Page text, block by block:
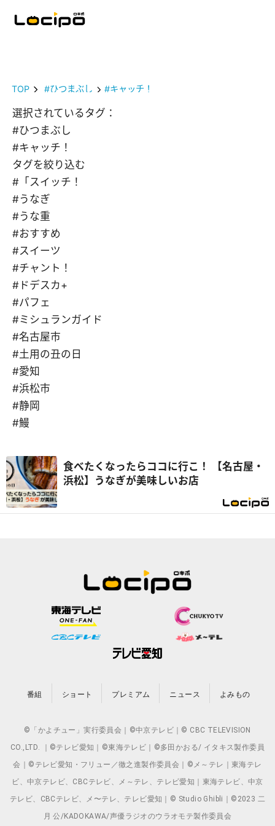
TOP #ひつまぶし #キャッチ！
選択されているタグ：
#ひつまぶし
#キャッチ！
タグを絞り込む
#「スイッチ！
#うなぎ
#うな重
#おすすめ
#スイーツ
#チャント！
#ドデスカ+
#パフェ
#ミシュランガイド
#名古屋市
#土用の丑の日
#愛知
#浜松市
#静岡
#鰻
食べたくなったらココに行こ！ 【名古屋・
浜松】うなぎが美味しいお店
番組 ショート プレミアム ニュース よみもの
©「かよチュー」実行委員会｜©中京テレビ｜© CBC TELEVISION
CO.,LTD. ｜©テレビ愛知｜©東海テレビ｜©多田かおる/ イタキス製作委員
会｜©テレビ愛知・フリュー／徹之進製作委員会｜©メ～テレ｜東海テレ
ビ、中京テレビ、CBCテレビ、メ～テレ、テレビ愛知｜東海テレビ、中京
テレビ、CBCテレビ、メ〜テレ、テレビ愛知｜© Studio Ghibli｜©2023 二
月 公/KADOKAWA/声優ラジオのウラオモテ製作委員会